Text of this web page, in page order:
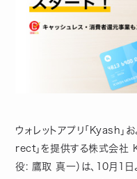
ウォレットアプリ「Kyash」
rect」を提供する株式会社
役: 鷹取 真一）は、10月1日